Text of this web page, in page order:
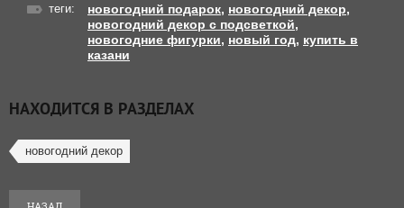
теги: новогодний подарок, новогодний декор,
новогодний декор с подсветкой,
новогодние фигурки, новый год, купить в
казани
НАХОДИТСЯ В РАЗДЕЛАХ
новогодний декор